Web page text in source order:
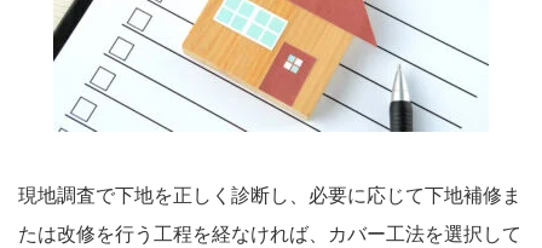
現地調査で下地を正しく診断し、必要に応じて下地補修ま
たは改修を行う工程を経なければ、カバー工法を選択して